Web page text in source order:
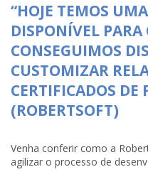
“HOJE TEMOS
DISPONÍVEL
CONSEGUIMOS
CUSTOMIZAR
CERTIFICADOS
(ROBERTSOFT)
Venha conferir como a
agilizar o processo de